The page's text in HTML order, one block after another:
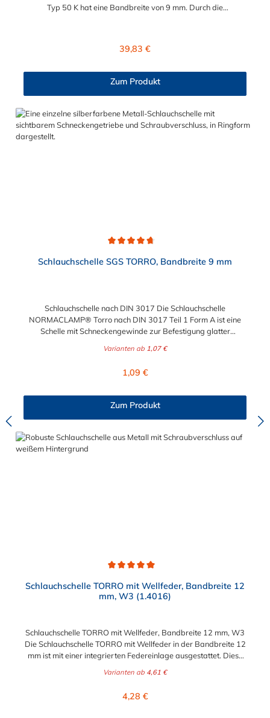
Typ 50 K hat eine Bandbreite von 9 mm. Durch die
Schlauchschellen Sortiment Typ 50 K beinhaltet insgesamt 50
Schlauchschellen TORRO, Spannbereich 8 – 16 mm 8×
Schlauchschellen TORRO, Spannbereich 12 – 22 mm 10×
Schlauchschellen TORRO, Spannbereich 16 – 27 mm 5×
Schlauchschellen TORRO, Spannbereich 20 – 32 mm 12×
Schlauchschellen TORRO, Spannbereich 25 – 40 mm 5×
Schlauchschellen TORRO, Spannbereich 32 – 50 mm 5×
Regulärer Preis:
39,83 €
Zum Produkt
Schlauchschelle SGS TORRO, Bandbreite 9 mm
Schlauchschelle nach DIN 3017 Die Schlauchschelle
NORMACLAMP® Torro nach DIN 3017 Teil 1 Form A ist eine
Schelle mit Schneckengewinde zur Befestigung glatter
aus, ist einfach montierbar, wiederverwendbar und durch ihre
somit die richtige Wahl für Schlauchverbindungen jeglicher Art.
210 mm in verschiedenen Abstufungen frei wählbar.
Varianten ab 1,07 €
Regulärer Preis:
1,09 €
Zum Produkt
Schlauchschelle TORRO mit Wellfeder, Bandbreite 12
mm, W3 (1.4016)
Schlauchschelle TORRO mit Wellfeder, Bandbreite 12 mm, W3
Die Schlauchschelle TORRO mit Wellfeder in der Bandbreite 12
mm ist mit einer integrierten Federeinlage ausgestattet. Diese
Temperaturveränderung problemlos aus. Durch diese
durchgängig Verbindung zwischen Stutzen und Schlauch
Varianten ab 4,61 €
Regulärer Preis:
4,28 €